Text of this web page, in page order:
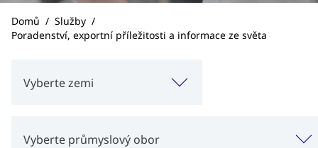
Domů / Služby /
Poradenství, exportní příležitosti a informace ze světa
Vyberte zemi
Vyberte průmyslový obor